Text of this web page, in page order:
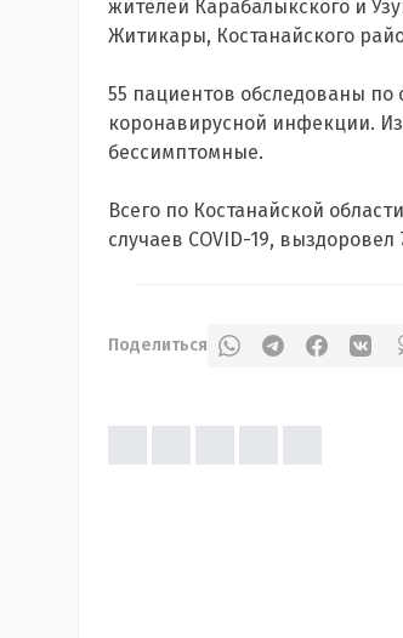
жителей Карабалыкского и
Житикары, Костанайского
55 пациентов обследованы
коронавирусной инфекции.
бессимптомные.
Всего по Костанайской
случаев COVID-19, выздоровел
Поделиться